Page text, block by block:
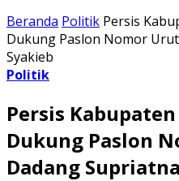
Beranda Politik Persis
Dukung Paslon Nomor
Syakieb
Politik
Persis
Dukung Paslon
Dadang